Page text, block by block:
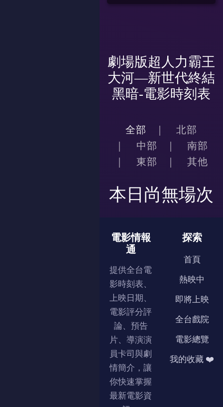
劇場版超人力霸王
大河—新世代終結
黑暗-電影時刻表
全部
北部
中部
南部
東部
其他
本日尚無場次
電影情報
通
提供全台電
影時刻表、
上映日期、
電影評分評
論、預告
片、導演演
員卡司與劇
情簡介，讓
你快速掌握
最新電影資
探索
首頁
熱映中
即將上映
全台戲院
電影總覽
我的收藏 ❤️